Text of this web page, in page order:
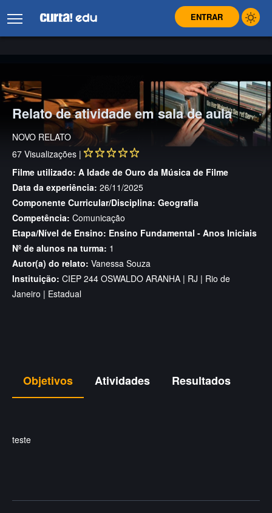
ENTRAR
Relato de atividade em sala de aula
NOVO RELATO
67 Visualizações |
Filme utilizado: A Idade de Ouro da Música de Filme
Data da experiência: 26/11/2025
Componente Curricular/Disciplina: Geografia
Competência: Comunicação
Etapa/Nível de Ensino: Ensino Fundamental - Anos Iniciais
Nº de alunos na turma: 1
Autor(a) do relato: Vanessa Souza
Instituição: CIEP 244 OSWALDO ARANHA | RJ | Rio de
Janeiro | Estadual
Objetivos Atividades Resultados
teste